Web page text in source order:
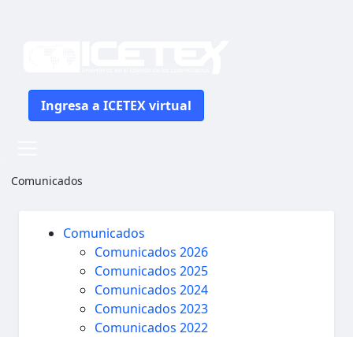
Ingresa a ICETEX virtual
Comunicados
Comunicados
Comunicados 2026
Comunicados 2025
Comunicados 2024
Comunicados 2023
Comunicados 2022